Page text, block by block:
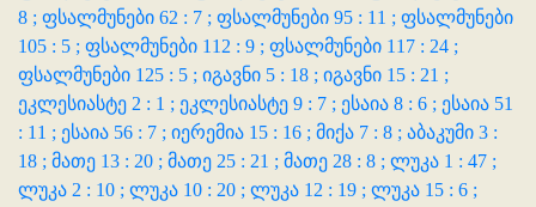
8 ; ფსალმუნები 62 : 7 ; ფსალმუნები 95 : 11 ; ფსალმუნები
105 : 5 ; ფსალმუნები 112 : 9 ; ფსალმუნები 117 : 24 ;
ფსალმუნები 125 : 5 ; იგავნი 5 : 18 ; იგავნი 15 : 21 ;
ეკლესიასტე 2 : 1 ; ეკლესიასტე 9 : 7 ; ესაია 8 : 6 ; ესაია 51
: 11 ; ესაია 56 : 7 ; იერემია 15 : 16 ; მიქა 7 : 8 ; აბაკუმი 3 :
18 ; მათე 13 : 20 ; მათე 25 : 21 ; მათე 28 : 8 ; ლუკა 1 : 47 ;
ლუკა 2 : 10 ; ლუკა 10 : 20 ; ლუკა 12 : 19 ; ლუკა 15 : 6 ;